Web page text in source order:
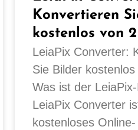
Konvertieren
kostenlos von
LeiaPix Converter:
Sie Bilder
Was ist der
LeiaPix Converter
kostenloses Online-